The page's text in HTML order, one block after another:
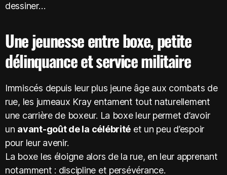
dessiner…
Une jeunesse entre boxe, petite
délinquance et service militaire
Immiscés depuis leur plus jeune âge aux combats de
rue, les jumeaux Kray entament tout naturellement
une carrière de boxeur. La boxe leur permet d’avoir
un avant-goût de la célébrité et un peu d’espoir
pour leur avenir.
La boxe les éloigne alors de la rue, en leur apprenant
notamment : discipline et persévérance.